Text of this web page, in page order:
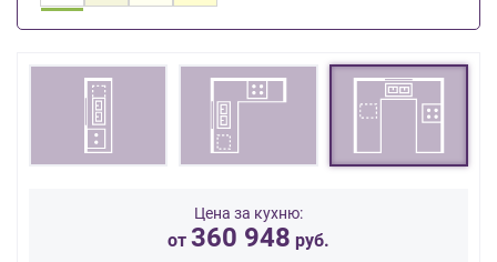
Цена за кухню:
от 360 948 руб.
условиях
персональных